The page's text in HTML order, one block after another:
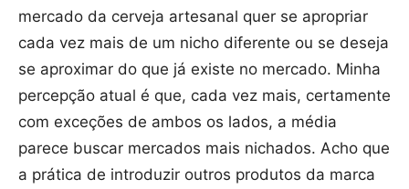
mercado da cerveja artesanal quer se apropriar
cada vez mais de um nicho diferente ou se deseja
se aproximar do que já existe no mercado. Minha
percepção atual é que, cada vez mais, certamente
com exceções de ambos os lados, a média
parece buscar mercados mais nichados. Acho que
a prática de introduzir outros produtos da marca